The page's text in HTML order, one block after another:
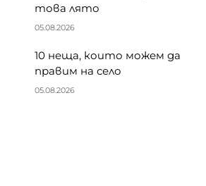
това лято
05.08.2026
10 неща, които можем да
правим на село
05.08.2026